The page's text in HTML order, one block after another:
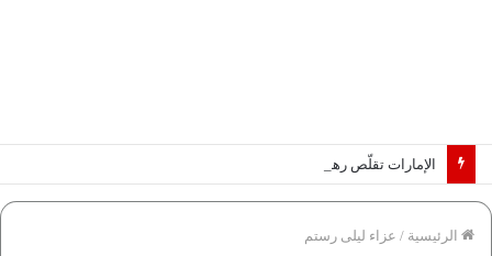
الرئيسية / عزاء ليلى رستم